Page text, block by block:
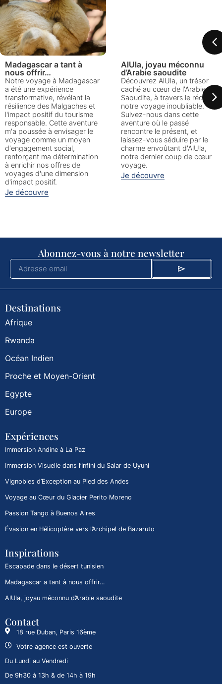
Madagascar a tant à
nous offrir…
Notre voyage à Madagascar
a été une expérience
transformative, révélant la
résilience des Malgaches et
l'impact positif du tourisme
responsable. Cette aventure
m'a poussée à envisager le
voyage comme un moyen
d'engagement social,
renforçant ma détermination
à enrichir nos offres de
voyages d'une dimension
d'impact positif.
Je découvre
AlUla, joyau méconnu
d’Arabie saoudite
Découvrez AlUla, un trésor
caché au cœur de l'Arabie
Saoudite, à travers le récit de
notre voyage inoubliable.
Suivez-nous dans cette
aventure où le passé
rencontre le présent, et
laissez-vous séduire par le
charme envoûtant d'AlUla,
notre dernier coup de cœur
voyage.
Je découvre
Abonnez-vous à notre newsletter
Destinations
Afrique
Rwanda
Océan Indien
Proche et Moyen-Orient
Egypte
Europe
Expériences
Immersion Andine à La Paz
Immersion Visuelle dans l’Infini du Salar de Uyuni
Vignobles d’Exception au Pied des Andes
Voyage au Cœur du Glacier Perito Moreno
Passion Tango à Buenos Aires
Évasion en Hélicoptère vers l’Archipel de Bazaruto
Inspirations
Escapade dans le désert tunisien
Madagascar a tant à nous offrir…
AlUla, joyau méconnu d’Arabie saoudite
Contact
18 rue Duban, Paris 16ème
Votre agence est ouverte
Du Lundi au Vendredi
De 9h30 à 13h & de 14h à 19h